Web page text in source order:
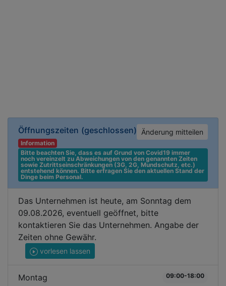
Öffnungszeiten (geschlossen) Änderung mitteilen
Information
Bitte beachten Sie, dass es auf Grund von Covid19 immer
noch vereinzelt zu Abweichungen von den genannten Zeiten
sowie Zutrittseinschränkungen (3G, 2G, Mundschutz, etc.)
entstehend können. Bitte erfragen Sie den aktuellen Stand der
Dinge beim Personal.
Das Unternehmen ist heute, am Sonntag dem
09.08.2026, eventuell geöffnet, bitte
kontaktieren Sie das Unternehmen. Angabe der
Zeiten ohne Gewähr.
vorlesen lassen
Montag 09:00-18:00